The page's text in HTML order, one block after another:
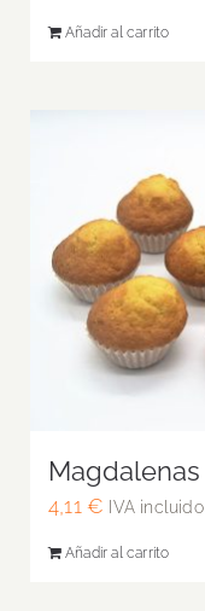
Añadir al carrito
4,11 € IVA incluido
Añadir al carrito